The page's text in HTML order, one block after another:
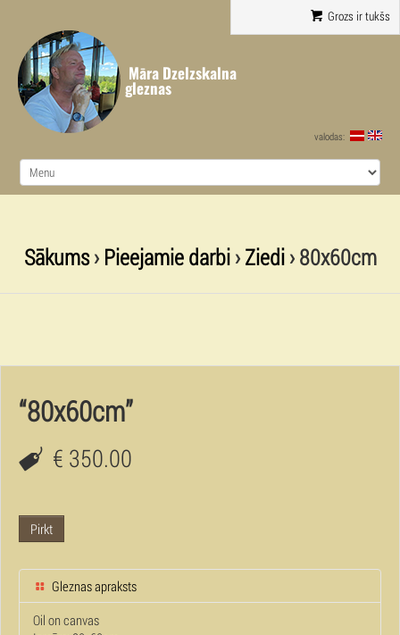
Grozs ir tukšs
Māra Dzelzskalna
gleznas
valodas:
Sākums› Pieejamie darbi›Ziedi› 80x60cm
“80x60cm”
€ 350.00
Pirkt
Gleznas apraksts
Oil on canvas